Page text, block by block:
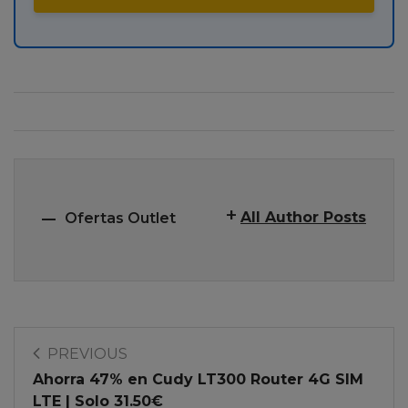
Ofertas Outlet All Author Posts
PREVIOUS
Ahorra 47% en Cudy LT300 Router 4G SIM
LTE | Solo 31.50€